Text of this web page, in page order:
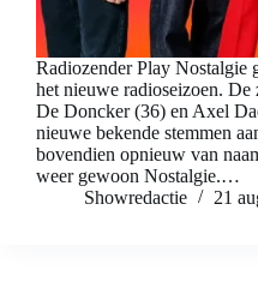
Radiozender Play Nostalgie
het nieuwe radioseizoen. De
De Doncker (36) en Axel
nieuwe bekende stemmen
bovendien opnieuw van
weer gewoon Nostalgie.…
Showredactie
21